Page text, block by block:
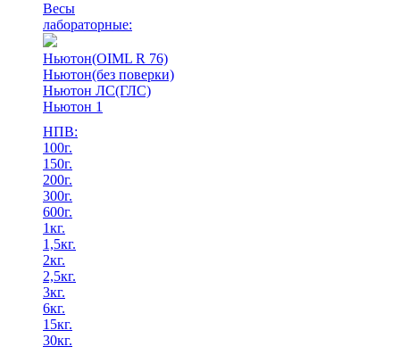
Весы
лабораторные:
Ньютон(OIML R 76)
Ньютон(без поверки)
Ньютон ЛС(ГЛС)
Ньютон 1
НПВ:
100г.
150г.
200г.
300г.
600г.
1кг.
1,5кг.
2кг.
2,5кг.
3кг.
6кг.
15кг.
30кг.